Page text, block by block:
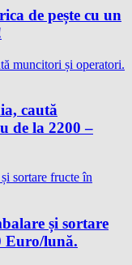
de pește cu un
caută
de la 2200 –
și sortare
Euro/lună.